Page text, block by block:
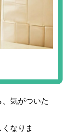
気がついた
なりま